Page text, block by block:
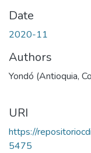
Date
2020-11
Authors
Yondó (Antioquia,
URI
https://
5475